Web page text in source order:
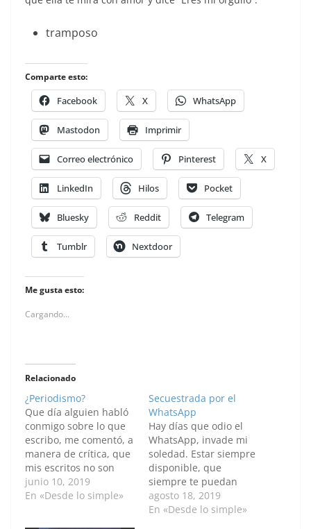
tramposo
Comparte esto:
Facebook X WhatsApp
Mastodon Imprimir
Correo electrónico Pinterest X
LinkedIn Hilos Pocket
Bluesky Reddit Telegram
Tumblr Nextdoor
Me gusta esto:
Cargando...
Relacionado
¿Periodismo?
Que día alguien habló
conmigo sobre lo que
escribo, me comentó, a
manera de crítica, que
mis escritos no son
opinión periodística.
Que carecen del rigor
junio 10, 2019
En «Desde lo simple»
Secuestrada por el
WhatsApp
Hay días que odio el
WhatsApp, invade mi
soledad. Estar siempre
disponible, que
siempre te puedan
contactar es agobiante.
Siento que el
agosto 18, 2019
En «Desde lo simple»